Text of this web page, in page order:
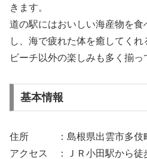
きます。
道の駅にはおいしい海産物を
し、海で疲れた体を癒してくれ
ビーチ以外の楽しみも多く揃っ
基本情報
住所 ：島根県出雲市多伎
アクセス ：ＪＲ小田駅から徒